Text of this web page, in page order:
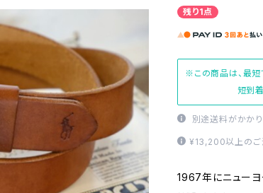
残り1点
※この商品は、最短
短到
別途送料がかかり
¥13,200以上のご
1967年にニューヨ